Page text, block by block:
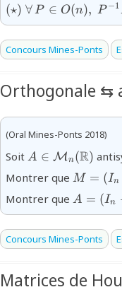
{(\star)\ \forall\,
P\in
(⋆) ∀P ∈ O(n), P −1
Concours Mines-Ponts
Orthogonale ⇆
(Oral Mines-Ponts 2018)
Soit
(\mathbb{R})}
A ∈ Mn(R)
Montrer que {M=
(I_{n}-
M = (In
Montrer que {A=
A = (In
Concours Mines-Ponts
Matrices de